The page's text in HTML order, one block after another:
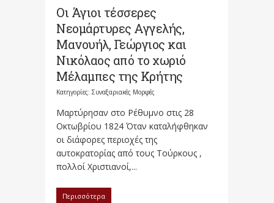
Οι Άγιοι τέσσερες
Νεομάρτυρες Αγγελής,
Μανουήλ, Γεώργιος και
Νικόλαος από το χωριό
Μέλαμπες της Κρήτης
Κατηγορίες: Συναξαριακές Μορφές
Μαρτύρησαν στο Ρέθυμνο στις 28
Οκτωβρίου 1824 Όταν καταλήφθηκαν
οι διάφορες περιοχές της
αυτοκρατορίας από τους Τούρκους ,
πολλοί Χριστιανοί,...
Περισσότερα